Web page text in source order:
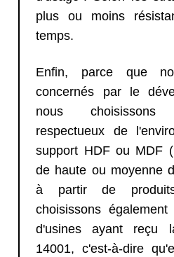
plus ou moins
temps.
Enfin, parce que
concernés par le
nous
respectueux de
support HDF ou MDF
de haute ou moyenne
à partir de
choisissons
d'usines ayant reçu
14001, c'est-à-dire